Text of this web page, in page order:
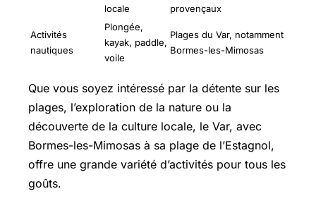
locale
provençaux
Activités
nautiques
Plongée,
kayak, paddle,
voile
Plages du Var, notamment
Bormes-les-Mimosas
Que vous soyez intéressé par la détente sur les
plages, l’exploration de la nature ou la
découverte de la culture locale, le Var, avec
Bormes-les-Mimosas à sa plage de l’Estagnol,
offre une grande variété d’activités pour tous les
goûts.